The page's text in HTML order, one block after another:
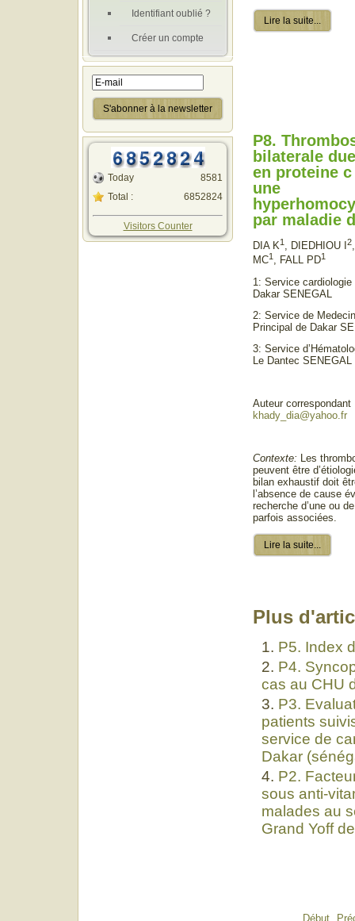
Identifiant oublié ?
Créer un compte
Today
Total :
8581
6852824
Visitors Counter
Lire la suite...
P8.
bilaterale
en proteine
une
par maladie
DIA K1 , DIEDHIOU I 2
MC1 , FALL PD1
1: Service
Dakar SENEGAL
2: Service de
Principal de Dakar
3: Service
Le Dantec SENEGAL
Auteur correspondant
khady_dia@yahoo.fr
Contexte: Les
peuvent être
bilan exhaustif doit
l’absence de cause
recherche d’une ou
parfois associées.
Lire la suite...
Plus
P5. Index
P4.
cas au CHU
P3.
patients
service de
Dakar
P2.
sous anti-
malades au
Grand Yoff
Début